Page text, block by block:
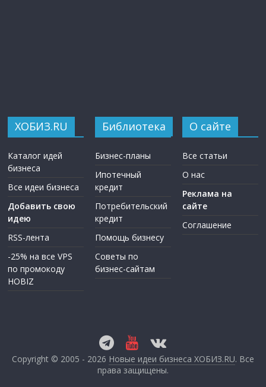
ХОБИЗ.RU
Каталог идей
бизнеса
Все идеи бизнеса
Добавить свою
идею
RSS-лента
-25% на все VPS
по промокоду
HOBIZ
Библиотека
Бизнес-планы
Ипотечный
кредит
Потребительский
кредит
Помощь бизнесу
Советы по
бизнес-сайтам
О сайте
Все статьи
О нас
Реклама на
сайте
Соглашение
Copyright © 2005 - 2026 Новые идеи бизнеса ХОБИЗ.RU. Все
права защищены.